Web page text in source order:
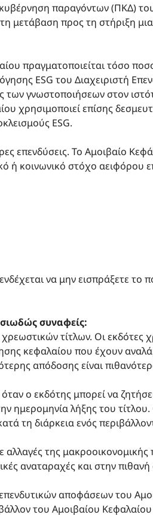
παραγόντων (ΠΚΔ)
μετάβαση προς τη στήριξη
πραγματοποιείται τόσο
ESG του Διαχειριστή
των γνωστοποιήσεων στον
χρησιμοποιεί επίσης
ESG.
επενδύσεις. Το Αμοιβαίο
ή κοινωνικό στόχο αειφόρου
να μην εισπράξετε το
συναφείς:
τίτλων. Οι εκδότες
κεφαλαίου που έχουν
απόδοσης είναι
ο εκδότης μπορεί να
ημερομηνία λήξης του τίτλου.
τη διάρκεια ενός
αλλαγές της μακροοικονομικής
αναταραχές και στην
αποφάσεων του
του Αμοιβαίου Κεφαλαίου